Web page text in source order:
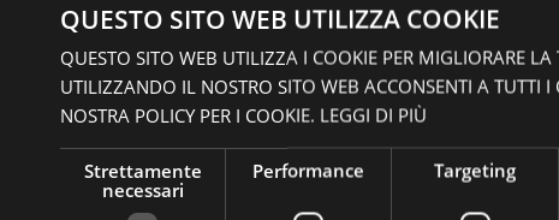
QUESTO SITO WEB UTILIZZA COOKIE
QUESTO SITO WEB UTILIZZA I COOKIE PER MIGLIORARE
UTILIZZANDO IL NOSTRO SITO WEB ACCONSENTI A TUTTI
NOSTRA POLICY PER I COOKIE. LEGGI DI PIÙ
Strettamente
necessari
Performance Targeting